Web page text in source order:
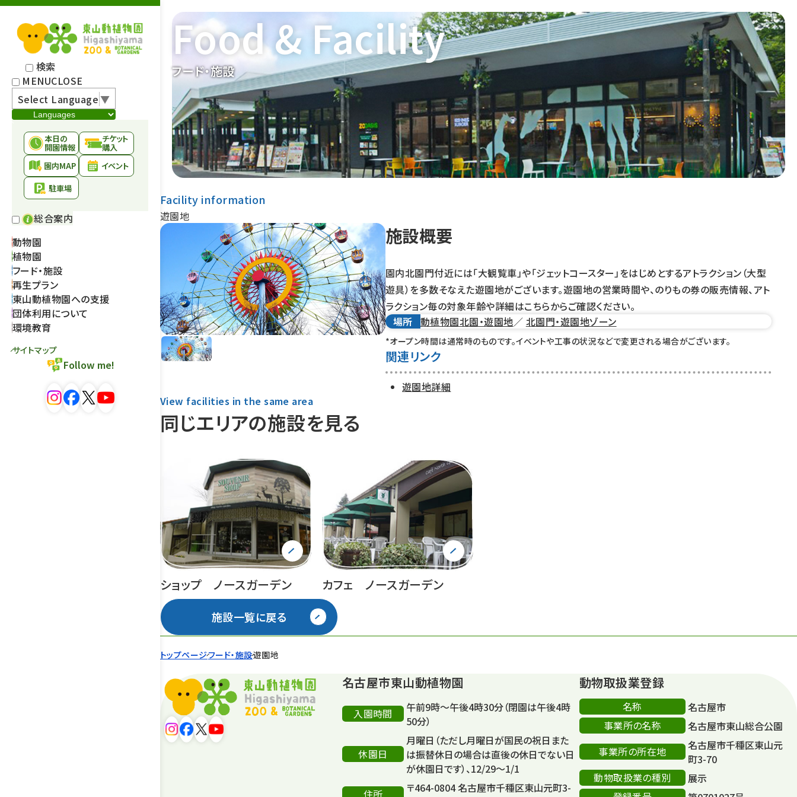
検索
MENUCLOSE
Select Language▼
本日の
開園情報
チケット
購入
園内MAP
イベント
駐車場
総合案内
動物園
植物園
フード・施設
再生プラン
東山動植物園への支援
団体利用について
環境教育
サイトマップ
Follow me!
Food & Facility
フード・施設
トップページフード・施設遊園地
Facility information
遊園地
施設概要
園内北園門付近には「大観覧車」や「ジェットコースター」をはじめとするアトラクション（大型
遊具）を多数そなえた遊園地がございます。遊園地の営業時間や、のりもの券の販売情報、アト
ラクション毎の対象年齢や詳細はこちらからご確認ください。
場所 動植物園北園・遊園地／ 北園門・遊園地ゾーン
*オープン時間は通常時のものです。イベントや工事の状況などで変更される場合がございます。
関連リンク
遊園地詳細
同じエリアの施設を見る
View facilities in the same area
ショップ ノースガーデン カフェ ノースガーデン
施設一覧に戻る
名古屋市東山動植物園
入園時間
午前9時～午後4時30分（閉園は午後4時
50分）
休園日
月曜日（ただし月曜日が国民の祝日また
は振替休日の場合は直後の休日でない日
が休園日です）、12/29～1/1
〒464-0804 名古屋市千種区東山元町3-
動物取扱業登録
名称
名古屋市
事業所の名称
名古屋市東山総合公園
事業所の所在地
名古屋市千種区東山元
町3-70
動物取扱業の種別
展示